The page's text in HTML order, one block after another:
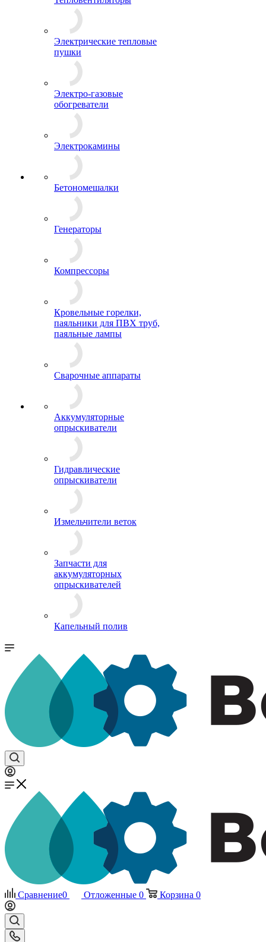
Электрические тепловые
пушки
Электро-газовые
обогреватели
Электрокамины
Бетономешалки
Генераторы
Компрессоры
Кровельные горелки,
паяльники для ПВХ труб,
паяльные лампы
Сварочные аппараты
Аккумуляторные
опрыскиватели
Гидравлические
опрыскиватели
Измельчители веток
Запчасти для
аккумуляторных
опрыскивателей
Капельный полив
Сравнение0 Отложенные 0 Корзина 0